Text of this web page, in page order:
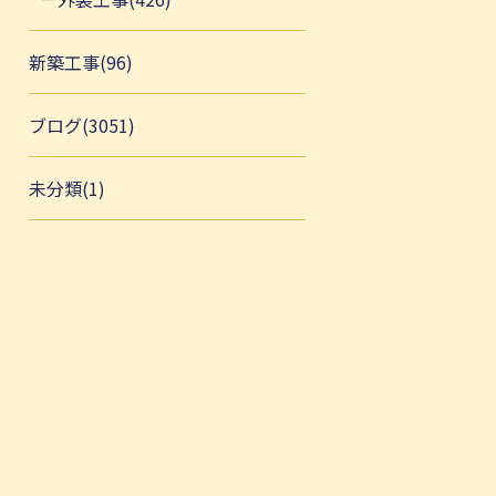
新築工事(96)
ブログ(3051)
未分類(1)